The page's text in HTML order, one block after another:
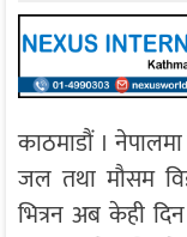
काठमाडौं ।
जल तथा मौसम
भित्रन अब केही